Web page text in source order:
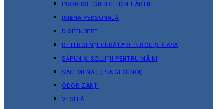
PRODUSE IGIENICE DIN HÂRTIE
IGIENA PERSONALĂ
DISPENSERE
DETERGENȚI CURĂȚARE BIROU ȘI CASA
SĂPUN ȘI SOLUȚII PENTRU MÂINI
SACI MENAJ (PUNGI GUNOI)
ODORIZANȚI
VESELĂ